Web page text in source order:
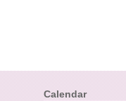
Calendar